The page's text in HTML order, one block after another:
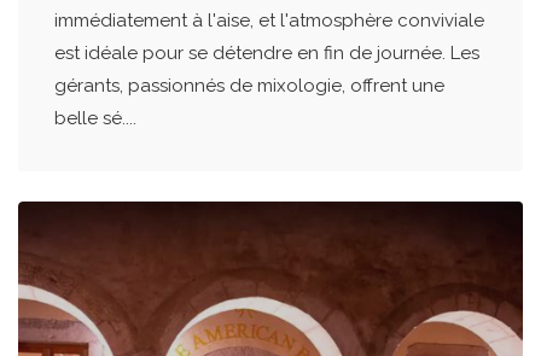
immédiatement à l'aise, et l'atmosphère conviviale
est idéale pour se détendre en fin de journée. Les
gérants, passionnés de mixologie, offrent une
belle sé....